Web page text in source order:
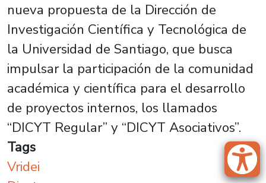
nueva propuesta de la Dirección de
Investigación Científica y Tecnológica de
la Universidad de Santiago, que busca
impulsar la participación de la comunidad
académica y científica para el desarrollo
de proyectos internos, los llamados
“DICYT Regular” y “DICYT Asociativos”.
Tags
Vridei